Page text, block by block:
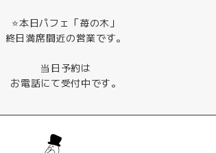
⭐️本日パフェ「苺の木」
終日満席間近の営業です。
当日予約は
お電話にて受付中です。